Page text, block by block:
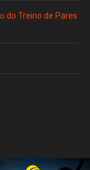
do Treino de Pares